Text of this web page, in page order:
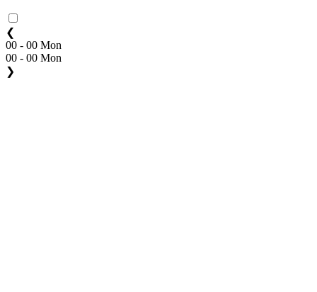
❮
00 - 00 Mon
00 - 00 Mon
❯